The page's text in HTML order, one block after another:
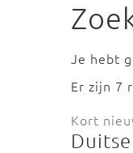
Je hebt
Er zijn 7
Kort